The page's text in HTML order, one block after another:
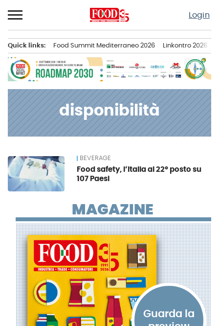
al
contenuto
Login
principale
Quick links: Food Summit Mediterraneo 2026 Linkontro 2026
disponibilità
News BEVERAGE
Food safety, l’Italia al 22° posto su
107 Paesi
MAGAZINE